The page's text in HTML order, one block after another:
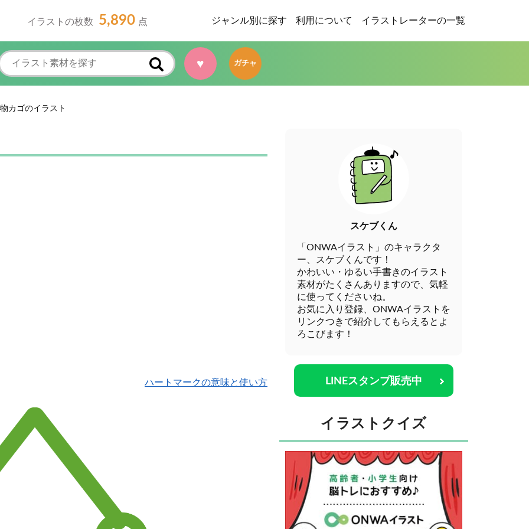
イラストの枚数 5,890 点 ジャンル別に探す 利用について イラストレーターの一覧
♥ ガチャ
カゴのイラスト
ハートマークの意味と使い方
スケブくん
「ONWAイラスト」のキャラクタ
ー、スケブくんです！
かわいい・ゆるい手書きのイラスト
素材がたくさんありますので、気軽
に使ってくださいね。
お気に入り登録、ONWAイラストを
リンクつきで紹介してもらえるとよ
ろこびます！
LINEスタンプ販売中
イラストクイズ